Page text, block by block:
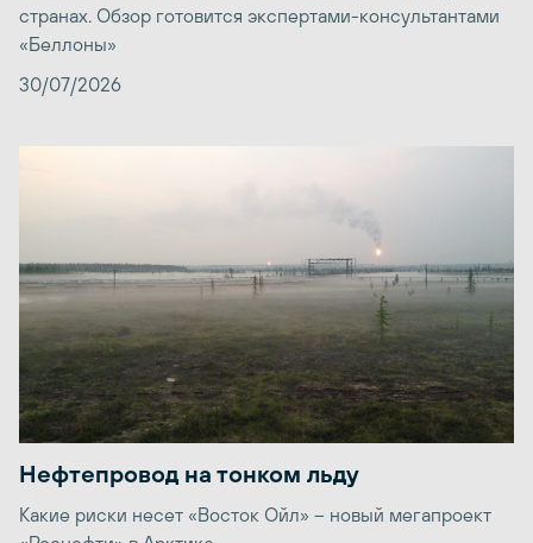
странах. Обзор готовится экспертами-консультантами
«Беллоны»
30/07/2026
Нефтепровод на тонком льду
Какие риски несет «Восток Ойл» – новый мегапроект